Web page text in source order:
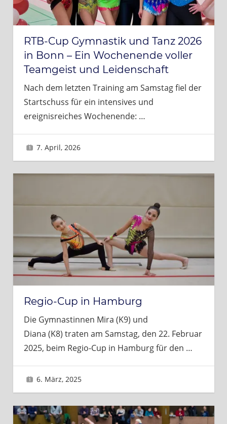
RTB-Cup Gymnastik und Tanz 2026
in Bonn – Ein Wochenende voller
Teamgeist und Leidenschaft
Nach dem letzten Training am Samstag fiel der
Startschuss für ein intensives und
ereignisreiches Wochenende: …
7. April, 2026
Regio-Cup in Hamburg
Die Gymnastinnen Mira (K9) und
Diana (K8) traten am Samstag, den 22. Februar
2025, beim Regio-Cup in Hamburg für den …
6. März, 2025